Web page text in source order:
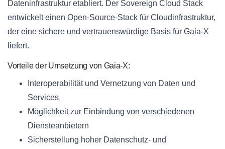
Dateninfrastruktur etabliert. Der Sovereign Cloud Stack
entwickelt einen Open-Source-Stack für Cloudinfrastruktur,
der eine sichere und vertrauenswürdige Basis für Gaia-X
liefert.
Vorteile der Umsetzung von Gaia-X:
Interoperabilität und Vernetzung von Daten und
Services
Möglichkeit zur Einbindung von verschiedenen
Diensteanbietern
Sicherstellung hoher Datenschutz- und